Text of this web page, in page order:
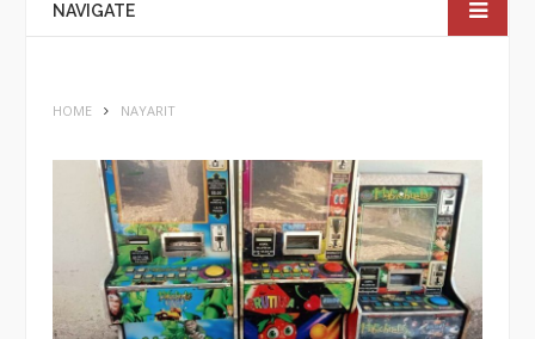
NAVIGATE
HOME NAYARIT